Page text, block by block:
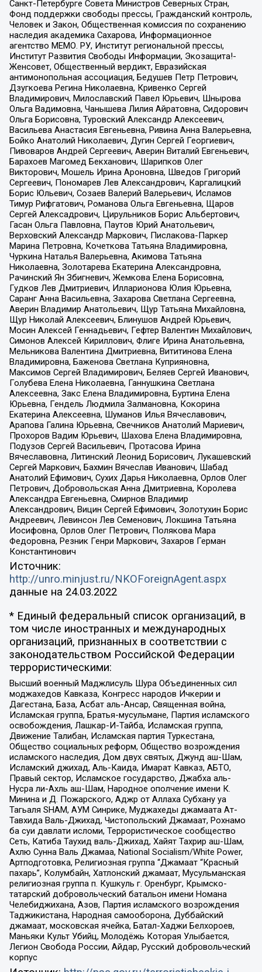
Санкт-Петербурге Совета Министров Северных Стран,
Фонд поддержки свободы прессы, Гражданский контроль,
Человек и Закон, Общественная комиссия по сохранению
наследия академика Сахарова, Информационное
агентство МЕМО. РУ, Институт региональной прессы,
Институт Развития Свободы Информации, Экозащита!-
Женсовет, Общественный вердикт, Евразийская
антимонопольная ассоциация, Бедушев Петр Петрович,
Дзугкоева Регина Николаевна, Кривенко Сергей
Владимирович, Милославский Павел Юрьевич, Шнырова
Ольга Вадимовна, Чанышева Лилия Айратовна, Сидорович
Ольга Борисовна, Туровский Александр Алексеевич,
Васильева Анастасия Евгеньевна, Ривина Анна Валерьевна,
Бойко Анатолий Николаевич, Дугин Сергей Георгиевич,
Пивоваров Андрей Сергеевич, Аверин Виталий Евгеньевич,
Барахоев Магомед Бекханович, Шарипков Олег
Викторович, Мошель Ирина Ароновна, Шведов Григорий
Сергеевич, Пономарев Лев Александрович, Каргалицкий
Борис Юльевич, Созаев Валерий Валерьевич, Исламов
Тимур Рифгатович, Романова Ольга Евгеньевна, Щаров
Сергей Алексадрович, Цирульников Борис Альбертович,
Гасан Ольга Павловна, Паутов Юрий Анатольевич,
Верховский Александр Маркович, Пислакова-Паркер
Марина Петровна, Кочеткова Татьяна Владимировна,
Чуркина Наталья Валерьевна, Акимова Татьяна
Николаевна, Золотарева Екатерина Александровна,
Рачинский Ян Збигневич, Жемкова Елена Борисовна,
Гудков Лев Дмитриевич, Илларионова Юлия Юрьевна,
Саранг Анна Васильевна, Захарова Светлана Сергеевна,
Аверин Владимир Анатольевич, Щур Татьяна Михайловна,
Щур Николай Алексеевич, Блинушов Андрей Юрьевич,
Мосин Алексей Геннадьевич, Гефтер Валентин Михайлович,
Симонов Алексей Кириллович, Флиге Ирина Анатольевна,
Мельникова Валентина Дмитриевна, Вититинова Елена
Владимировна, Баженова Светлана Куприяновна,
Максимов Сергей Владимирович, Беляев Сергей Иванович,
Голубева Елена Николаевна, Ганнушкина Светлана
Алексеевна, Закс Елена Владимировна, Буртина Елена
Юрьевна, Гендель Людмила Залмановна, Кокорина
Екатерина Алексеевна, Шуманов Илья Вячеславович,
Арапова Галина Юрьевна, Свечников Анатолий Мариевич,
Прохоров Вадим Юрьевич, Шахова Елена Владимировна,
Подузов Сергей Васильевич, Протасова Ирина
Вячеславовна, Литинский Леонид Борисович, Лукашевский
Сергей Маркович, Бахмин Вячеслав Иванович, Шабад
Анатолий Ефимович, Сухих Дарья Николаевна, Орлов Олег
Петрович, Добровольская Анна Дмитриевна, Королева
Александра Евгеньевна, Смирнов Владимир
Александрович, Вицин Сергей Ефимович, Золотухин Борис
Андреевич, Левинсон Лев Семенович, Локшина Татьяна
Иосифовна, Орлов Олег Петрович, Полякова Мара
Федоровна, Резник Генри Маркович, Захаров Герман
Константинович
Источник:
http://unro.minjust.ru/NKOForeignAgent.aspx
данные на 24.03.2022
* Единый федеральный список организаций, в
том числе иностранных и международных
организаций, признанных в соответствии с
законодательством Российской Федерации
террористическими:
Высший военный Маджлисуль Шура Объединенных сил
моджахедов Кавказа, Конгресс народов Ичкерии и
Дагестана, База, Асбат аль-Ансар, Священная война,
Исламская группа, Братья-мусульмане, Партия исламского
освобождения, Лашкар-И-Тайба, Исламская группа,
Движение Талибан, Исламская партия Туркестана,
Общество социальных реформ, Общество возрождения
исламского наследия, Дом двух святых, Джунд аш-Шам,
Исламский джихад, Аль-Каида, Имарат Кавказ, АБТО,
Правый сектор, Исламское государство, Джабха аль-
Нусра ли-Ахль аш-Шам, Народное ополчение имени К.
Минина и Д. Пожарского, Аджр от Аллаха Субхану уа
Тагьаля SHAM, АУМ Синрике, Муджахеды джамаата Ат-
Тавхида Валь-Джихад, Чистопольский Джамаат, Рохнамо
ба суи давлати исломи, Террористическое сообщество
Сеть, Катиба Таухид валь-Джихад, Хайят Тахрир аш-Шам,
Ахлю Сунна Валь Джамаа, National Socialism/White Power,
Артподготовка, Религиозная группа “Джамаат “Красный
пахарь”, Колумбайн, Хатлонский джамаат, Мусульманская
религиозная группа п. Кушкуль г. Оренбург, Крымско-
татарский добровольческий батальон имени Номана
Челебиджихана, Азов, Партия исламского возрождения
Таджикистана, Народная самооборона, Дуббайский
джамаат, московская ячейка, Батал-Хаджи Белхороев,
Маньяки Культ Убийц, Молодёжь Которая Улыбается,
Легион Свобода России, Айдар, Русский добровольческий
корпус